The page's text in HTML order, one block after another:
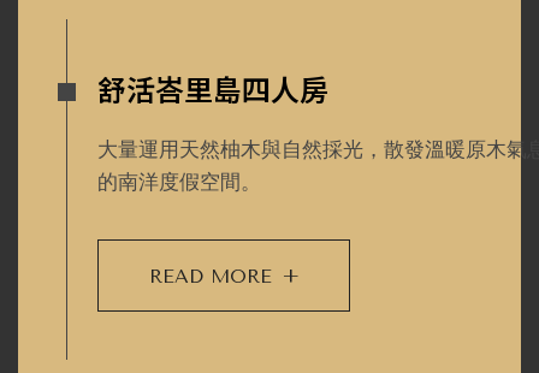
舒活峇里島四人房
大量運用天然柚木與自然採光，散發溫暖原木氣
的南洋度假空間。
READ MORE +